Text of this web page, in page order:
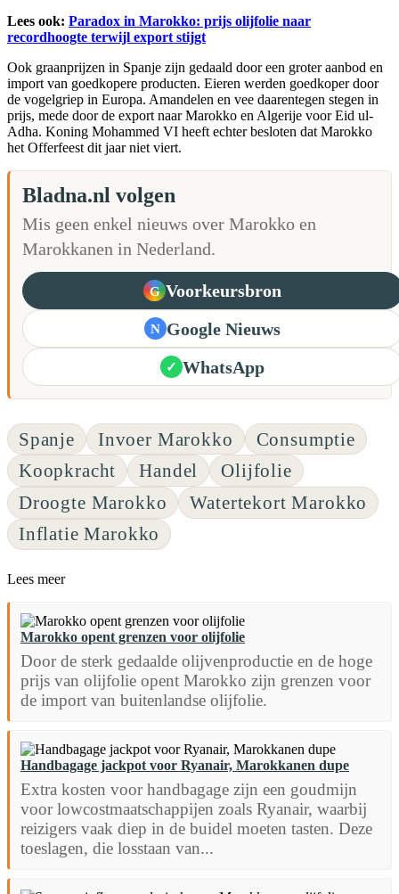
Lees ook: Paradox in Marokko: prijs olijfolie naar
recordhoogte terwijl export stijgt
Ook graanprijzen in Spanje zijn gedaald door een groter aanbod en
import van goedkopere producten. Eieren werden goedkoper door
de vogelgriep in Europa. Amandelen en vee daarentegen stegen in
prijs, mede door de export naar Marokko en Algerije voor Eid ul-
Adha. Koning Mohammed VI heeft echter besloten dat Marokko
het Offerfeest dit jaar niet viert.
Bladna.nl volgen
Mis geen enkel nieuws over Marokko en
Marokkanen in Nederland.
G Voorkeursbron
N Google Nieuws
✓ WhatsApp
Spanje Invoer Marokko
Consumptie
Koopkracht
Handel
Olijfolie
Droogte Marokko
Watertekort Marokko
Inflatie Marokko
Lees meer
Marokko opent grenzen voor olijfolie
Door de sterk gedaalde olijvenproductie en de hoge
prijs van olijfolie opent Marokko zijn grenzen voor
de import van buitenlandse olijfolie.
Handbagage jackpot voor Ryanair, Marokkanen dupe
Extra kosten voor handbagage zijn een goudmijn
voor lowcostmaatschappijen zoals Ryanair, waarbij
reizigers vaak diep in de buidel moeten tasten. Deze
toeslagen, die losstaan van...